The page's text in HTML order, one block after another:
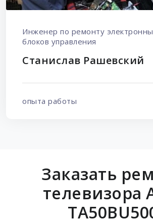
Инженер по ремонту
блоков управления
Станислав Рашевский
опыта работы
Заказать
телевизора